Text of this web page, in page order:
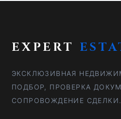
EXPERT
ЭКСКЛЮЗИВНАЯ
ПОДБОР, ПРОВЕРКА
СОПРОВОЖДЕНИЕ СДЕЛКИ.